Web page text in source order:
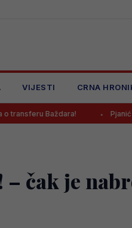
VIJESTI CRNA
Baždara! Pjanić otkrio:
čak je